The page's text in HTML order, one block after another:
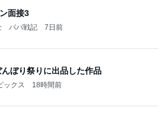
面接3
パパ戦記 7日前
ぼり祭りに出品した作品
ックス 18時間前